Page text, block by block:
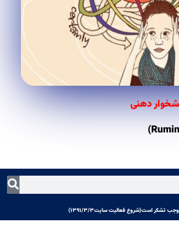
دهنی
تشکر است(شروع فعالیت سایت۱۳۹۱/۳/۳)